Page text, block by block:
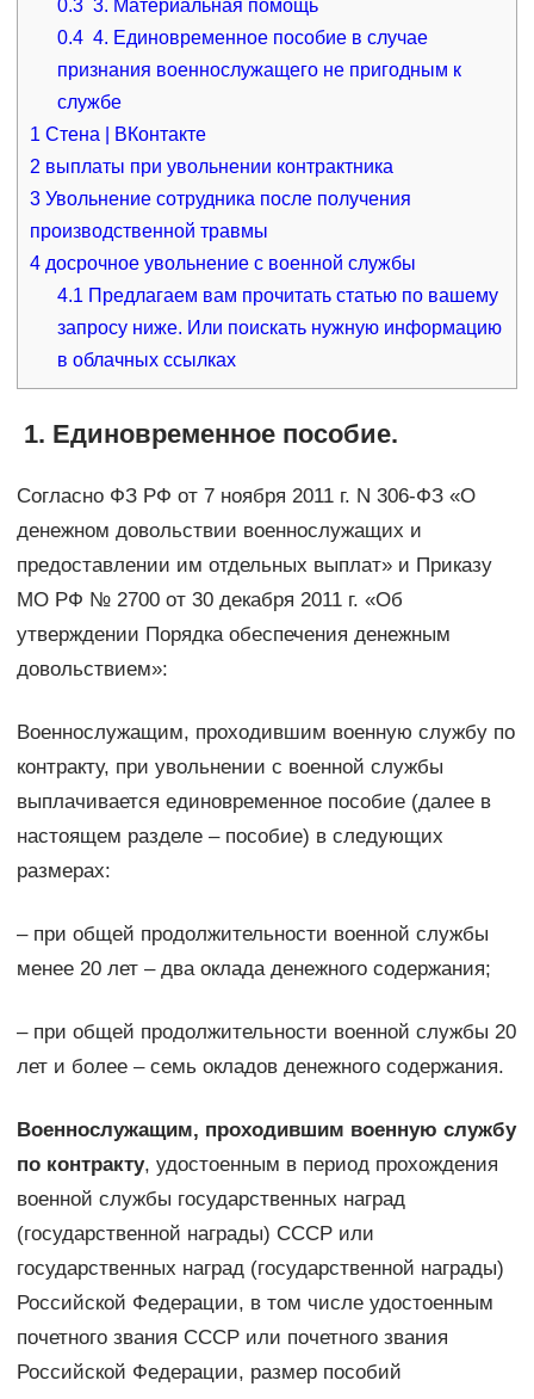
0.3 3. Материальная помощь
0.4 4. Единовременное пособие в случае
признания военнослужащего не пригодным к
службе
1 Стена | ВКонтакте
2 выплаты при увольнении контрактника
3Увольнение сотрудника после получения
производственной травмы
4досрочное увольнение с военной службы
4.1 Предлагаем вам прочитать статью по вашему
запросу ниже. Или поискать нужную информацию
в облачных ссылках
1. Единовременное пособие.
Согласно ФЗ РФ от 7 ноября 2011 г. N 306-ФЗ «О
денежном довольствии военнослужащих и
предоставлении им отдельных выплат» и Приказу
МО РФ № 2700 от 30 декабря 2011 г. «Об
утверждении Порядка обеспечения денежным
довольствием»:
Военнослужащим, проходившим военную службу по
контракту, при увольнении с военной службы
выплачивается единовременное пособие (далее в
настоящем разделе – пособие) в следующих
размерах:
– при общей продолжительности военной службы
менее 20 лет – два оклада денежного содержания;
– при общей продолжительности военной службы 20
лет и более – семь окладов денежного содержания.
Военнослужащим, проходившим военную службу
по контракту, удостоенным в период прохождения
военной службы государственных наград
(государственной награды) СССР или
государственных наград (государственной награды)
Российской Федерации, в том числе удостоенным
почетного звания СССР или почетного звания
Российской Федерации, размер пособий